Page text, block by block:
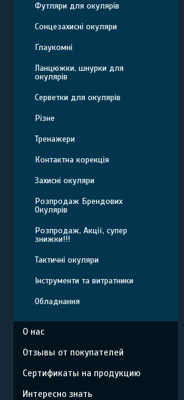
Футляри для окулярів
Сонцезахисні окуляри
Глаукомні
Ланцюжки, шнурки для
окулярів
Серветки для окулярів
Різне
Тренажери
Контактна корекція
Захисні окуляри
Розпродаж Брендових
Окулярів
Розпродаж, Акції, супер
знижки!!!
Тактичні окуляри
Інструменти та витратники
Обладнання
О нас
Отзывы от покупателей
Сертификаты на продукцию
Интересно знать